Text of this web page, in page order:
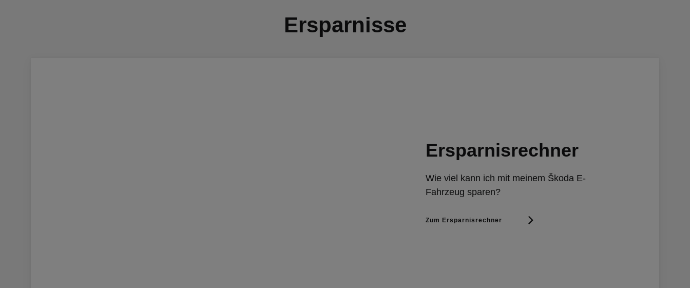
Ersparnisse
Ersparnisrechner
Wie viel kann ich mit meinem Škoda E-
Fahrzeug sparen?
Zum Ersparnisrechner